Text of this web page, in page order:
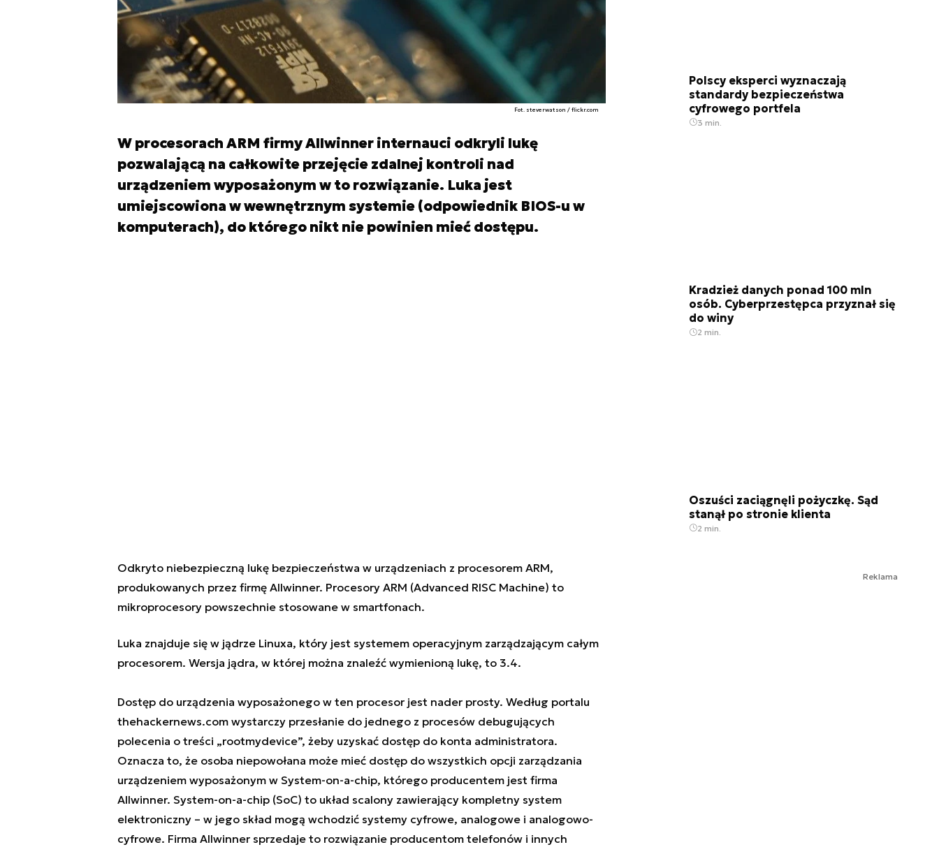
Fot. steverwatson / flickr.com
W procesorach ARM firmy Allwinner internauci odkryli lukę
pozwalającą na całkowite przejęcie zdalnej kontroli nad
urządzeniem wyposażonym w to rozwiązanie. Luka jest
umiejscowiona w wewnętrznym systemie (odpowiednik BIOS-u w
komputerach), do którego nikt nie powinien mieć dostępu.
Odkryto niebezpieczną lukę bezpieczeństwa w urządzeniach z procesorem ARM,
produkowanych przez firmę Allwinner. Procesory ARM (Advanced RISC Machine) to
mikroprocesory powszechnie stosowane w smartfonach.
Luka znajduje się w jądrze Linuxa, który jest systemem operacyjnym zarządzającym całym
procesorem. Wersja jądra, w której można znaleźć wymienioną lukę, to 3.4.
Dostęp do urządzenia wyposażonego w ten procesor jest nader prosty. Według portalu
thehackernews.com wystarczy przesłanie do jednego z procesów debugujących
polecenia o treści „rootmydevice”, żeby uzyskać dostęp do konta administratora.
Oznacza to, że osoba niepowołana może mieć dostęp do wszystkich opcji zarządzania
urządzeniem wyposażonym w System-on-a-chip, którego producentem jest firma
Allwinner. System-on-a-chip (SoC) to układ scalony zawierający kompletny system
elektroniczny – w jego skład mogą wchodzić systemy cyfrowe, analogowe i analogowo-
cyfrowe. Firma Allwinner sprzedaje to rozwiązanie producentom telefonów i innych
Polscy eksperci wyznaczają
standardy bezpieczeństwa
cyfrowego portfela
3 min.
Kradzież danych ponad 100 mln
osób. Cyberprzestępca przyznał się
do winy
2 min.
Oszuści zaciągnęli pożyczkę. Sąd
stanął po stronie klienta
2 min.
Reklama